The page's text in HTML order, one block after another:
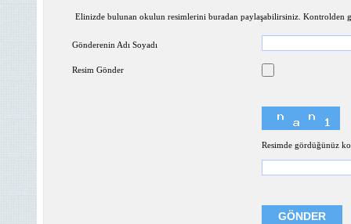
Elinizde bulunan okulun resimlerini buradan paylaşabilirsiniz. Kontrolden
Gönderenin Adı Soyadı
Resim Gönder
Resimde gördüğünüz